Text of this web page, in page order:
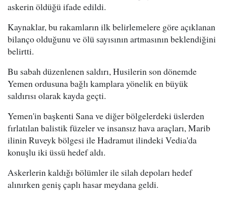
askerin öldüğü ifade edildi.
Kaynaklar, bu rakamların ilk belirlemelere göre açıklanan
bilanço olduğunu ve ölü sayısının artmasının beklendiğini
belirtti.
Bu sabah düzenlenen saldırı, Husilerin son dönemde
Yemen ordusuna bağlı kamplara yönelik en büyük
saldırısı olarak kayda geçti.
Yemen'in başkenti Sana ve diğer bölgelerdeki üslerden
fırlatılan balistik füzeler ve insansız hava araçları, Marib
ilinin Ruveyk bölgesi ile Hadramut ilindeki Vedia'da
konuşlu iki üssü hedef aldı.
Askerlerin kaldığı bölümler ile silah depoları hedef
alınırken geniş çaplı hasar meydana geldi.